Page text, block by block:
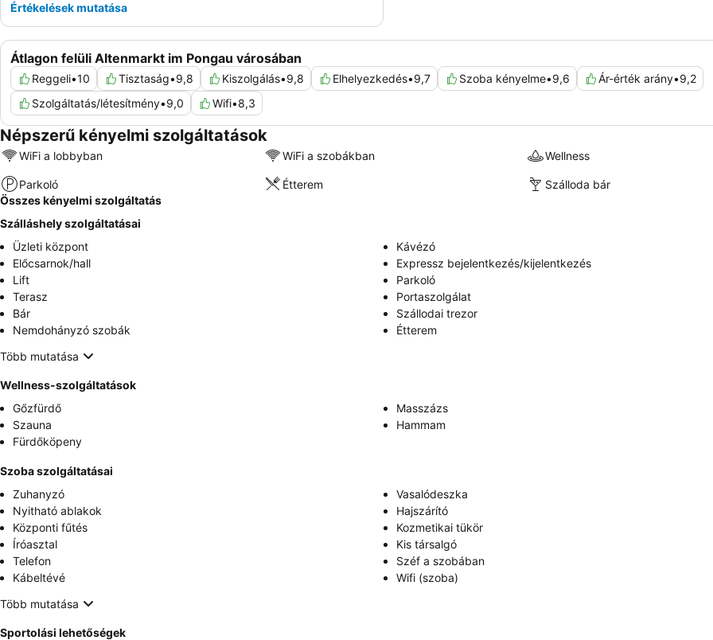
Átlagon felüli Altenmarkt im Pongau városában
Reggeli•10 Tisztaság•9,8 Kiszolgálás•9,8 Elhelyezkedés•9,7 Szoba kényelme•9,6 Ár-érték arány•9,2
Szolgáltatás/létesítmény•9,0 Wifi•8,3
Értékelések mutatása
Népszerű kényelmi szolgáltatások
WiFi a lobbyban WiFi a szobákban Wellness
Parkoló Étterem
Szálloda bár
Összes kényelmi szolgáltatás
Szálláshely szolgáltatásai
Üzleti központ
Kávézó
Előcsarnok/hall
Expressz bejelentkezés/kijelentkezés
Lift
Parkoló
Terasz
Portaszolgálat
Bár
Szállodai trezor
Nemdohányzó szobák
Étterem
Több mutatása
Wellness-szolgáltatások
Gőzfürdő
Masszázs
Szauna
Hammam
Fürdőköpeny
Szoba szolgáltatásai
Zuhanyzó
Vasalódeszka
Nyitható ablakok
Hajszárító
Központi fűtés
Kozmetikai tükör
Íróasztal
Kis társalgó
Telefon
Széf a szobában
Kábeltévé
Wifi (szoba)
Több mutatása
Sportolási lehetőségek